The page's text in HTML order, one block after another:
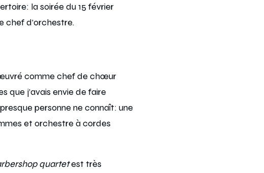
la soirée du 15 février
chef d’orchestre.
comme chef de chœur
que j’avais envie de faire
personne ne connaît: une
et orchestre à cordes
quartetest très